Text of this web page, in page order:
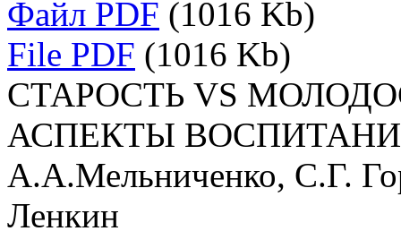
Файл PDF (1016 Kb)
File PDF (1016 Kb)
СТАРОСТЬ VS
АСПЕКТЫ
А.А.Мельниченко, С.Г.
Ленкин